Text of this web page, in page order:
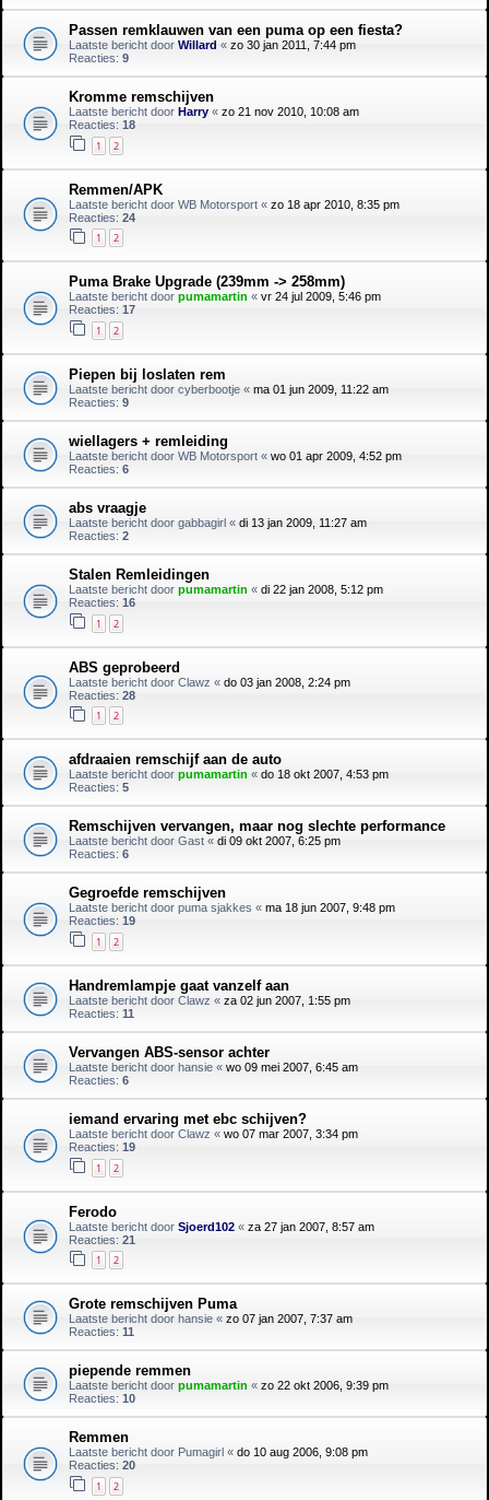
Passen remklauwen van een puma op een fiesta?
Laatste bericht door Willard « zo 30 jan 2011, 7:44 pm
Reacties: 9
Kromme remschijven
Laatste bericht door Harry « zo 21 nov 2010, 10:08 am
Reacties: 18
1 2
Remmen/APK
Laatste bericht door WB Motorsport « zo 18 apr 2010, 8:35 pm
Reacties: 24
1 2
Puma Brake Upgrade (239mm -> 258mm)
Laatste bericht door pumamartin « vr 24 jul 2009, 5:46 pm
Reacties: 17
1 2
Piepen bij loslaten rem
Laatste bericht door cyberbootje « ma 01 jun 2009, 11:22 am
Reacties: 9
wiellagers + remleiding
Laatste bericht door WB Motorsport « wo 01 apr 2009, 4:52 pm
Reacties: 6
abs vraagje
Laatste bericht door gabbagirl « di 13 jan 2009, 11:27 am
Reacties: 2
Stalen Remleidingen
Laatste bericht door pumamartin « di 22 jan 2008, 5:12 pm
Reacties: 16
1 2
ABS geprobeerd
Laatste bericht door Clawz « do 03 jan 2008, 2:24 pm
Reacties: 28
1 2
afdraaien remschijf aan de auto
Laatste bericht door pumamartin « do 18 okt 2007, 4:53 pm
Reacties: 5
Remschijven vervangen, maar nog slechte performance
Laatste bericht door Gast « di 09 okt 2007, 6:25 pm
Reacties: 6
Gegroefde remschijven
Laatste bericht door puma sjakkes « ma 18 jun 2007, 9:48 pm
Reacties: 19
1 2
Handremlampje gaat vanzelf aan
Laatste bericht door Clawz « za 02 jun 2007, 1:55 pm
Reacties: 11
Vervangen ABS-sensor achter
Laatste bericht door hansie « wo 09 mei 2007, 6:45 am
Reacties: 6
iemand ervaring met ebc schijven?
Laatste bericht door Clawz « wo 07 mar 2007, 3:34 pm
Reacties: 19
1 2
Ferodo
Laatste bericht door Sjoerd102 « za 27 jan 2007, 8:57 am
Reacties: 21
1 2
Grote remschijven Puma
Laatste bericht door hansie « zo 07 jan 2007, 7:37 am
Reacties: 11
piepende remmen
Laatste bericht door pumamartin « zo 22 okt 2006, 9:39 pm
Reacties: 10
Remmen
Laatste bericht door Pumagirl « do 10 aug 2006, 9:08 pm
Reacties: 20
1 2